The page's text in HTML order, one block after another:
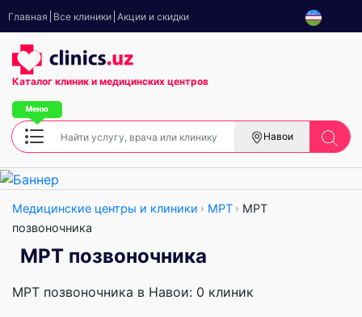
Главная Все клиники Акции и скидки
Каталог клиник и медицинских центров
Навои
Медицинские центры и клиники МРТ
МРТ
позвоночника
МРТ позвоночника
МРТ позвоночника в Навои: 0 клиник